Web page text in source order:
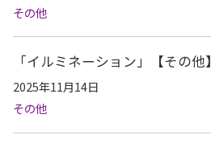
その他
「イルミネーション」【その他】
2025年11月14日
その他